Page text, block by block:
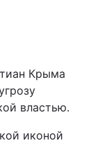
Крыма
властью.
иконой